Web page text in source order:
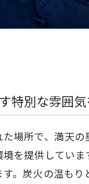
特別な雰囲
場所で、満天
を提供してい
。炭火の温も